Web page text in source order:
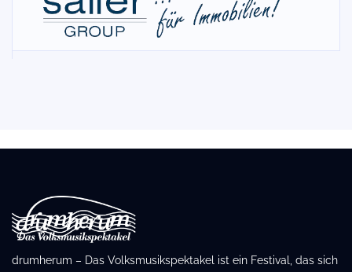
drumherum – Das Volksmusikspektakel ist ein Festival, das sich